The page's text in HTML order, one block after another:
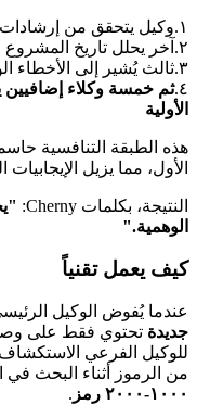
١. وكيل يتحقق من
٢. آخر يحلل تاريخ المشروع
٣. ثالث يُشير إلى الأخطاء
٤. ثم خمسة وكلاء إضافيين
الأولية
هذه الطبقة التنافسية
الأول، مما يزيل
النتيجة، بكلمات Cherny:
الوهمية."
كيف يعمل تقنياً
عندما يُفوض الوكيل
جديدة تحتوي فقط على
للوكيل الفرعي
من الرموز أثناء البحث
١٠٠٠-٢٠٠٠ رمز
.